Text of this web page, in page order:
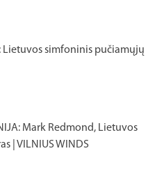
Lietuvos simfoninis pučiamųjų
Mark Redmond, Lietuvos
| VILNIUS WINDS